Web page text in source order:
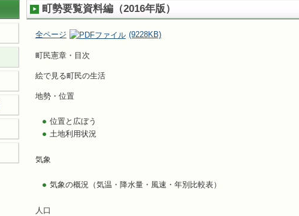
町勢要覧資料編（2016年版）
全ページ (9228KB)
町民憲章・目次
絵で見る町民の生活
地勢・位置
位置と広ぼう
土地利用状況
気象
気象の概況（気温・降水量・風速・年別比較表）
人口